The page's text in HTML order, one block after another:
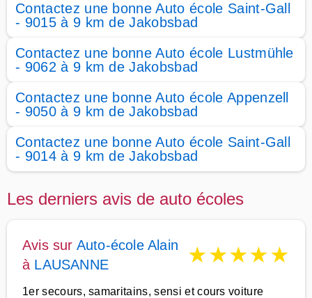
Contactez une bonne Auto école Saint-Gall
- 9015 à 9 km de Jakobsbad
Contactez une bonne Auto école Lustmühle
- 9062 à 9 km de Jakobsbad
Contactez une bonne Auto école Appenzell
- 9050 à 9 km de Jakobsbad
Contactez une bonne Auto école Saint-Gall
- 9014 à 9 km de Jakobsbad
Les derniers avis de auto écoles
Avis sur Auto-école Alain
à LAUSANNE ★★★★★
1er secours, samaritains, sensi et cours voiture